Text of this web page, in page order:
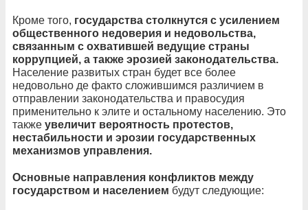
Кроме того, государства столкнутся с усилением
общественного недоверия и недовольства,
связанным с охватившей ведущие страны
коррупцией, а также эрозией законодательства.
Население развитых стран будет все более
недовольно де факто сложившимся различием в
отправлении законодательства и правосудия
применительно к элите и остальному населению. Это
также увеличит вероятность протестов,
нестабильности и эрозии государственных
механизмов управления.
Основные направления конфликтов между
государством и населением будут следующие: